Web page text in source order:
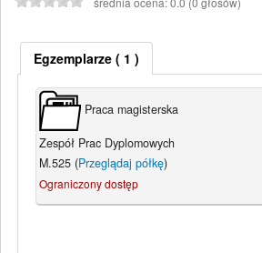
Egzemplarze( 1 )
Praca magisterska
Zespół Prac Dyplomowych
M.525 (Przeglądaj półkę)
Ograniczony dostęp